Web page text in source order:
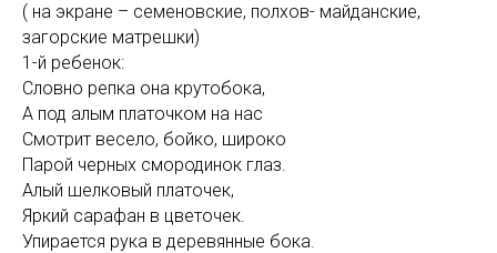
( на экране – семеновские, полхов- майданские,
загорские матрешки)
1-й ребенок:
Словно репка она крутобока,
А под алым платочком на нас
Смотрит весело, бойко, широко
Парой черных смородинок глаз.
Алый шелковый платочек,
Яркий сарафан в цветочек.
Упирается рука в деревянные бока.